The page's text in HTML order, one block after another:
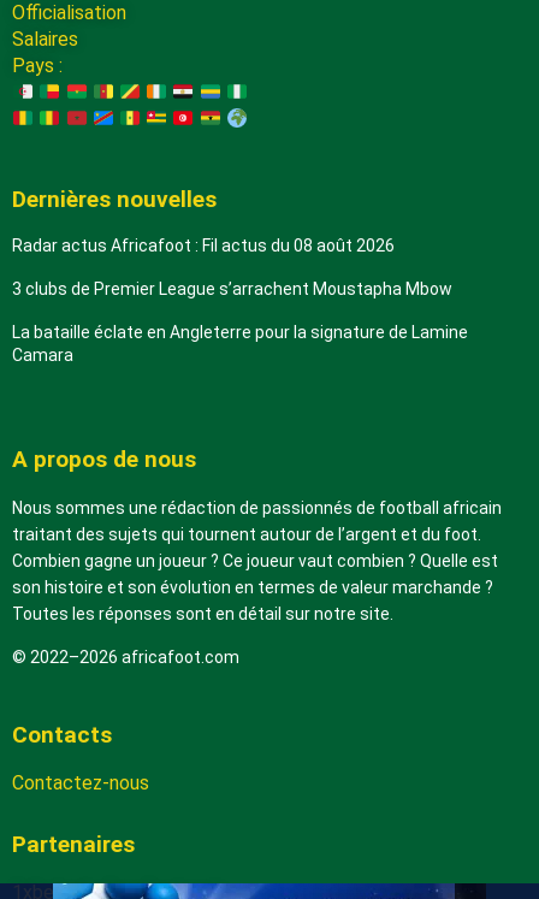
Officialisation
Salaires
Pays :
Dernières nouvelles
Radar actus Africafoot : Fil actus du 08 août 2026
3 clubs de Premier League s’arrachent Moustapha Mbow
La bataille éclate en Angleterre pour la signature de Lamine
Camara
A propos de nous
Nous sommes une rédaction de passionnés de football africain
traitant des sujets qui tournent autour de l’argent et du foot.
Combien gagne un joueur ? Ce joueur vaut combien ? Quelle est
son histoire et son évolution en termes de valeur marchande ?
Toutes les réponses sont en détail sur notre site.
© 2022–2026 africafoot.com
Contacts
Contactez-nous
Partenaires
1xbetapk.africafoot.com